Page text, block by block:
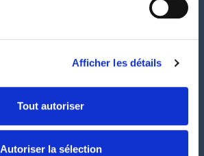
Afficher les détails
Tout autoriser
Autoriser la sélection